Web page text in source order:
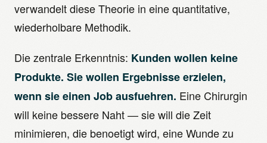
verwandelt diese Theorie in eine quantitative,
wiederholbare Methodik.
Die zentrale Erkenntnis: Kunden wollen keine
Produkte. Sie wollen Ergebnisse erzielen,
wenn sie einen Job ausfuehren. Eine Chirurgin
will keine bessere Naht — sie will die Zeit
minimieren, die benoetigt wird, eine Wunde zu